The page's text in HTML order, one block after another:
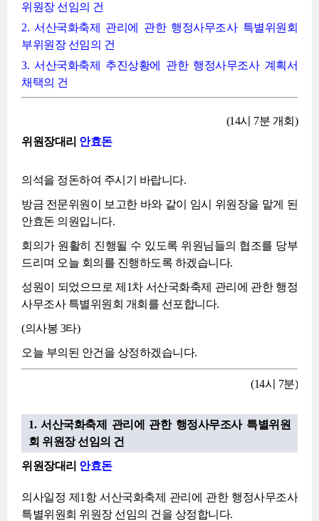
위원장 선임의 건
2. 서산국화축제 관리에 관한 행정사무조사 특별위원회
부위원장 선임의 건
3. 서산국화축제 추진상황에 관한 행정사무조사 계획서
채택의 건
(14시 7분 개회)
위원장대리 안효돈
의석을 정돈하여 주시기 바랍니다.
방금 전문위원이 보고한 바와 같이 임시 위원장을 맡게 된
안효돈 의원입니다.
회의가 원활히 진행될 수 있도록 위원님들의 협조를 당부
드리며 오늘 회의를 진행하도록 하겠습니다.
성원이 되었으므로 제1차 서산국화축제 관리에 관한 행정
사무조사 특별위원회 개회를 선포합니다.
(의사봉 3타)
오늘 부의된 안건을 상정하겠습니다.
(14시 7분)
1. 서산국화축제 관리에 관한 행정사무조사 특별위원
회 위원장 선임의 건
위원장대리 안효돈
의사일정 제1항 서산국화축제 관리에 관한 행정사무조사
특별위원회 위원장 선임의 건을 상정합니다.